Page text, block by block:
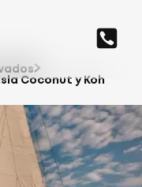
Coconut y Koh